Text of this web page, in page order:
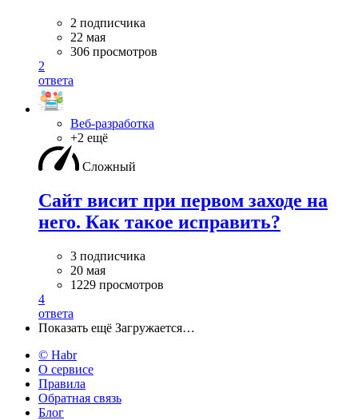
2 подписчика
22 мая
306 просмотров
2
ответа
Веб-разработка
+2 ещё
Сложный
Сайт висит при первом заходе на
него. Как такое исправить?
3 подписчика
20 мая
1229 просмотров
4
ответа
Показать ещё Загружается…
© Habr
О сервисе
Правила
Обратная связь
Блог